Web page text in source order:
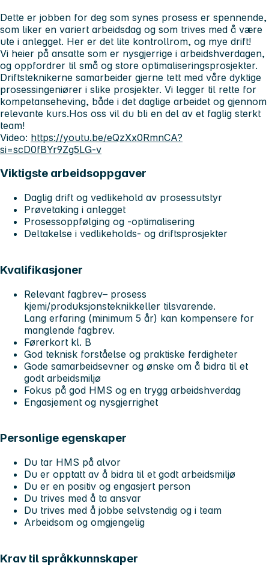
Dette er jobben for deg som synes prosess er spennende,
som liker en variert arbeidsdag og som trives med å være
ute i anlegget. Her er det lite kontrollrom, og mye drift!
Vi heier på ansatte som er nysgjerrige i arbeidshverdagen,
og oppfordrer til små og store optimaliseringsprosjekter.
Driftsteknikerne samarbeider gjerne tett med våre dyktige
prosessingeniører i slike prosjekter. Vi legger til rette for
kompetanseheving, både i det daglige arbeidet og gjennom
relevante kurs.Hos oss vil du bli en del av et faglig sterkt
team!
Video: https://youtu.be/eQzXx0RmnCA?
si=scD0fBYr9Zg5LG-v
Viktigste arbeidsoppgaver
Daglig drift og vedlikehold av prosessutstyr
Prøvetaking i anlegget
Prosessoppfølging og -optimalisering
Deltakelse i vedlikeholds- og driftsprosjekter
Kvalifikasjoner
Relevant fagbrev– prosess
kjemi/produksjonsteknikkeller tilsvarende.
Lang erfaring (minimum 5 år) kan kompensere for
manglende fagbrev.
Førerkort kl. B
God teknisk forståelse og praktiske ferdigheter
Gode samarbeidsevner og ønske om å bidra til et
godt arbeidsmiljø
Fokus på god HMS og en trygg arbeidshverdag
Engasjement og nysgjerrighet
Personlige egenskaper
Du tar HMS på alvor
Du er opptatt av å bidra til et godt arbeidsmiljø
Du er en positiv og engasjert person
Du trives med å ta ansvar
Du trives med å jobbe selvstendig og i team
Arbeidsom og omgjengelig
Krav til språkkunnskaper